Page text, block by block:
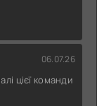
06.07.26
цієї команди